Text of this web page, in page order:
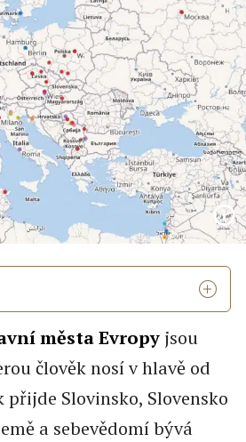
města Evropyjsou
člověk nosí v hlavě od
přijde Slovinsko, Slovensko
a sebevědomí bývá